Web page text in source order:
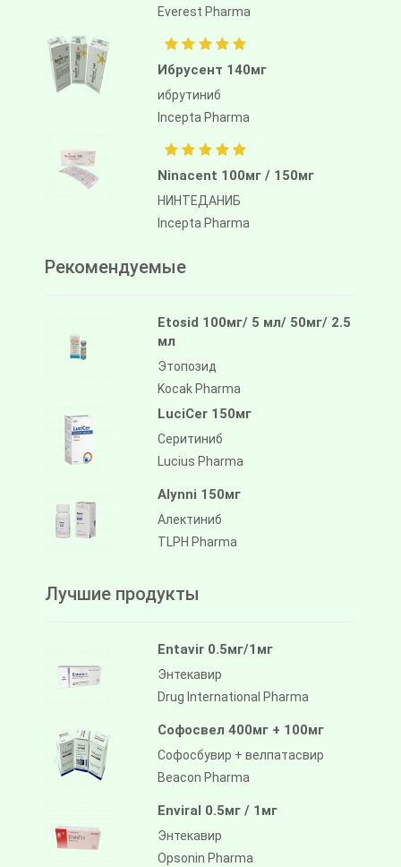
Everest Pharma
Ибрусент 140мг
ибрутиниб
Incepta Pharma
Ninacent 100мг / 150мг
НИНТЕДАНИБ
Incepta Pharma
Рекомендуемые
Etosid 100мг/ 5 мл/ 50мг/ 2.5
мл
Этопозид
Kocak Pharma
LuciCer 150мг
Серитиниб
Lucius Pharma
Alynni 150мг
Алектиниб
TLPH Pharma
Лучшие продукты
Entavir 0.5мг/1мг
Энтекавир
Drug International Pharma
Софосвел 400мг + 100мг
Софосбувир + велпатасвир
Beacon Pharma
Enviral 0.5мг / 1мг
Энтекавир
Opsonin Pharma